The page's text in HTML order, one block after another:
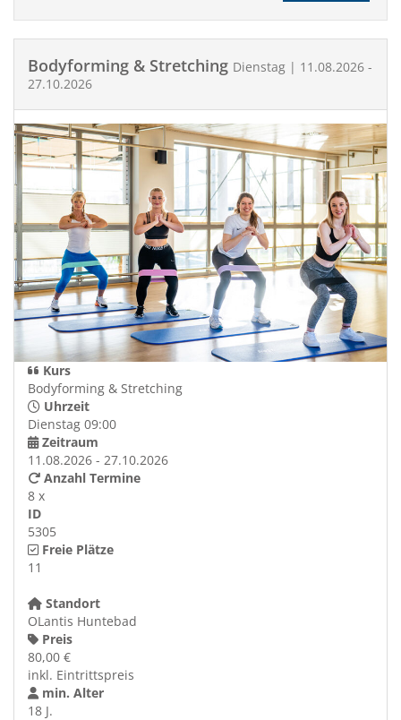
Bodyforming & Stretching Dienstag | 11.08.2026 -
27.10.2026
Kurs
Bodyforming & Stretching
Uhrzeit
Dienstag 09:00
Zeitraum
11.08.2026 - 27.10.2026
Anzahl Termine
8 x
ID
5305
Freie Plätze
11
Standort
OLantis Huntebad
Preis
80,00 €
inkl. Eintrittspreis
min. Alter
18 J.